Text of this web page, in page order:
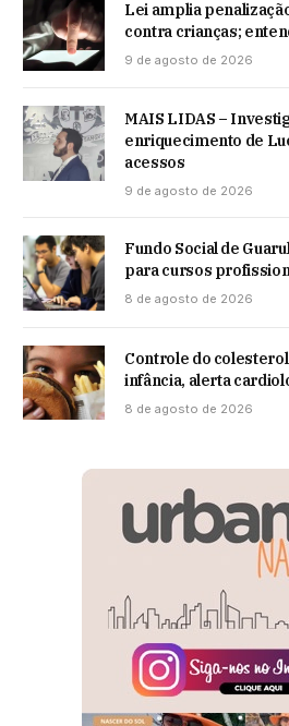
Lei amplia
contra crianças;
9 de agosto de 2026
MAIS LIDAS –
enriquecimento de
acessos
9 de agosto de 2026
Fundo Social de
para cursos
8 de agosto de 2026
Controle do
infância, alerta
8 de agosto de 2026